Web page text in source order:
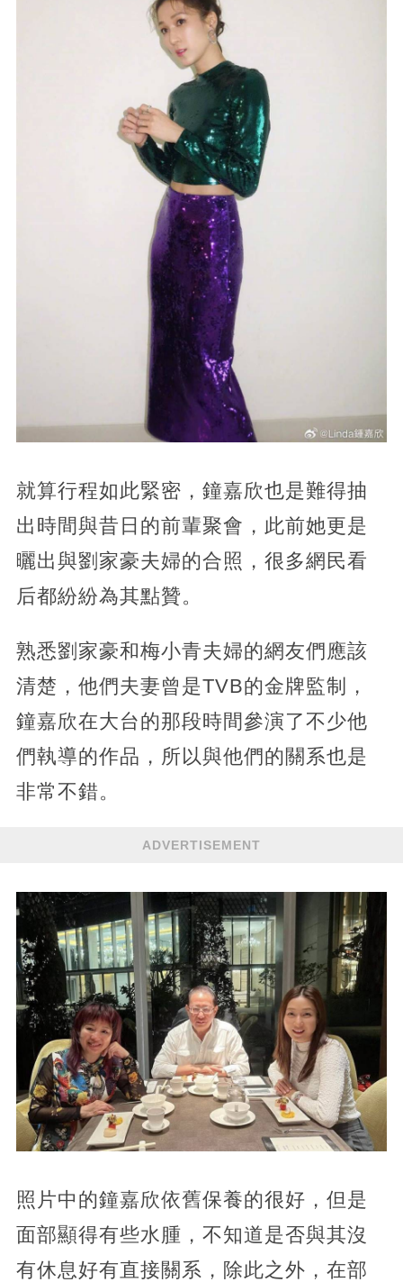
就算行程如此緊密，鐘嘉欣也是難得抽
出時間與昔日的前輩聚會，此前她更是
曬出與劉家豪夫婦的合照，很多網民看
后都紛紛為其點贊。
熟悉劉家豪和梅小青夫婦的網友們應該
清楚，他們夫妻曾是TVB的金牌監制，
鐘嘉欣在大台的那段時間參演了不少他
們執導的作品，所以與他們的關系也是
非常不錯。
ADVERTISEMENT
照片中的鐘嘉欣依舊保養的很好，但是
面部顯得有些水腫，不知道是否與其沒
有休息好有直接關系，除此之外，在部